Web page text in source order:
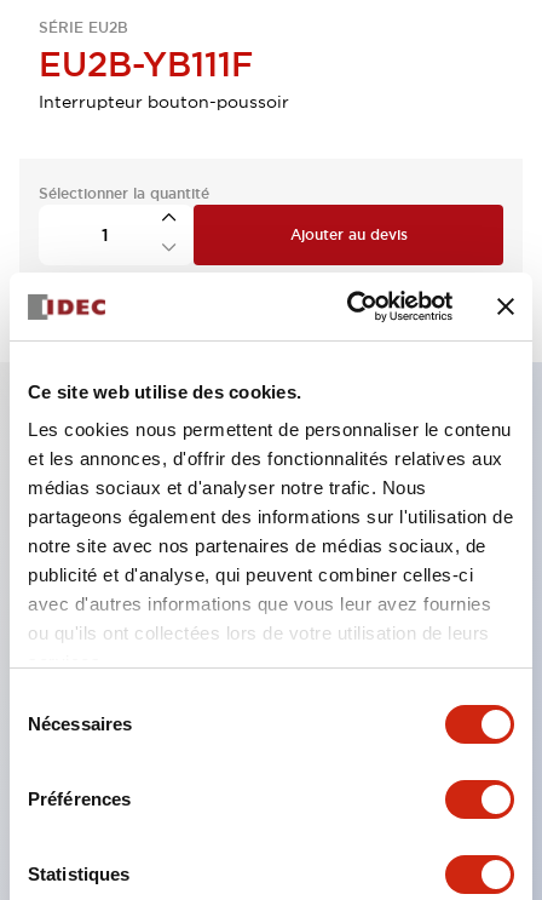
Ce site web utilise des cookies.
Les cookies nous permettent de personnaliser le contenu
et les annonces, d'offrir des fonctionnalités relatives aux
médias sociaux et d'analyser notre trafic. Nous
partageons également des informations sur l'utilisation de
notre site avec nos partenaires de médias sociaux, de
publicité et d'analyse, qui peuvent combiner celles-ci
avec d'autres informations que vous leur avez fournies
ou qu'ils ont collectées lors de votre utilisation de leurs
Nécessaires
Préférences
Statistiques
SÉRIE EU2B
EU2B-YB111F
Interrupteur bouton-poussoir
Sélectionner la quantité
Ajouter au devis
Caractéristiques clés
Applicable dans les atmosphères potentiellement
explosives
Classé Classe I, Zone 1
Homologations mondiales (UL, ATEX, CE)
Interrupteurs sélecteurs disponibles avec levier ou
Bornes à vis sécurisées contre les contacts